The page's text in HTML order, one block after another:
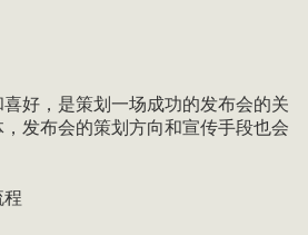
好，是策划一场成功的发布会的关
发布会的策划方向和宣传手段也会
程